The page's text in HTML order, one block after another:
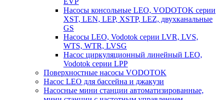
Насосы консольные LEO, VODOTOK серии
XST, LEN, LEP, XSTP, LEZ, двухканальные
GS
Насосы LEO, Vodotok серии LVR, LVS,
WTS, WTR, LVSG
Насос циркуляционный линейный LEO,
Vodotok серии LPP
Поверхностные насосы VODOTOK
Насос LEO для бассейна и джакузи
Насосные мини станции автоматизированные,